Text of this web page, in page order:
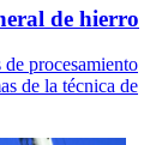
de hierro
procesamiento
de la técnica de